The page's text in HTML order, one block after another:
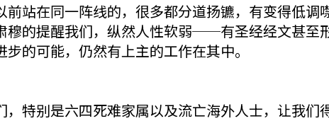
前站在同一阵线的，很多都分道扬镳，有变得低
穆的提醒我们，纵然人性软弱──有圣经经文甚
步的可能，仍然有上主的工作在其中。
，特别是六四死难家属以及流亡海外人士，让我们